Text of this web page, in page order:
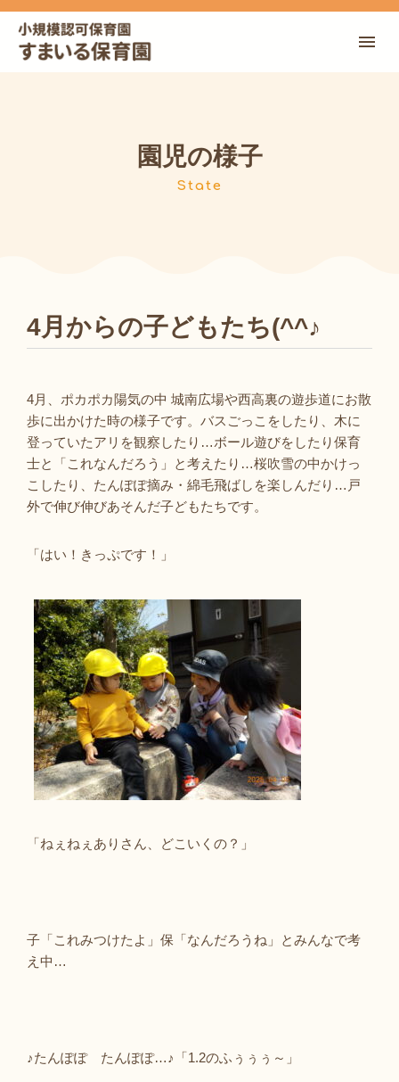
園児の様子
State
4月からの子どもたち(^^♪
4月、ポカポカ陽気の中 城南広場や西高裏の遊歩道にお散
歩に出かけた時の様子です。バスごっこをしたり、木に
登っていたアリを観察したり…ボール遊びをしたり保育
士と「これなんだろう」と考えたり…桜吹雪の中かけっ
こしたり、たんぽぽ摘み・綿毛飛ばしを楽しんだり…戸
外で伸び伸びあそんだ子どもたちです。
「はい！きっぷです！」
「ねぇねぇありさん、どこいくの？」
子「これみつけたよ」保「なんだろうね」とみんなで考
え中…
♪たんぽぽ たんぽぽ…♪「1.2のふぅぅぅ～」